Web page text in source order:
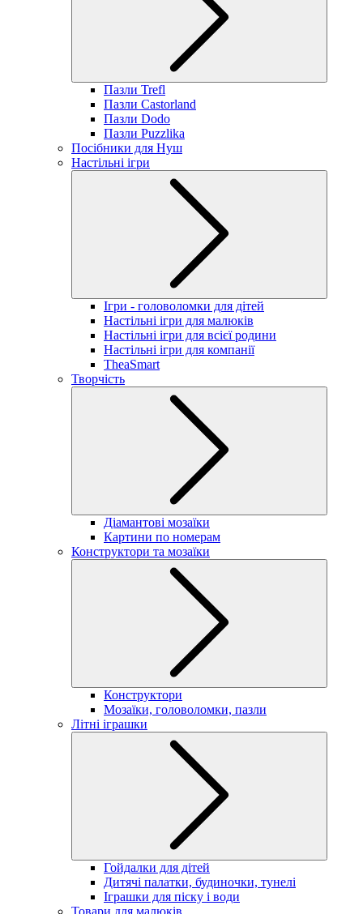
Пазли Trefl
Пазли Castorland
Пазли Dodo
Пазли Puzzlika
Посібники для Нуш
Настільні ігри
Ігри - головоломки для дітей
Настільні ігри для малюків
Настільні ігри для всієї родини
Настільні ігри для компанії
TheaSmart
Творчість
Діамантові мозаїки
Картини по номерам
Конструктори та мозаїки
Конструктори
Мозаїки, головоломки, пазли
Літні іграшки
Гойдалки для дітей
Дитячі палатки, будиночки, тунелі
Іграшки для піску і води
Товари для малюків